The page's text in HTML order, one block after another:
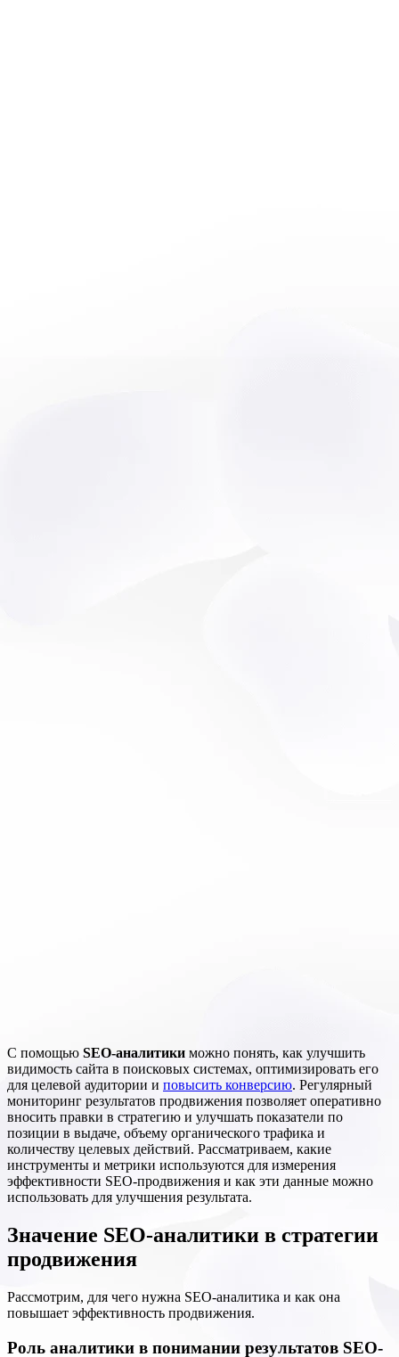
С помощью SEO-аналитики можно понять, как улучшить
видимость сайта в поисковых системах, оптимизировать его
для целевой аудитории и повысить конверсию. Регулярный
мониторинг результатов продвижения позволяет оперативно
вносить правки в стратегию и улучшать показатели по
позиции в выдаче, объему органического трафика и
количеству целевых действий. Рассматриваем, какие
инструменты и метрики используются для измерения
эффективности SEO-продвижения и как эти данные можно
использовать для улучшения результата.
Значение SEO-аналитики в стратегии
продвижения
Рассмотрим, для чего нужна SEO-аналитика и как она
повышает эффективность продвижения.
Роль аналитики в понимании результатов SEO-